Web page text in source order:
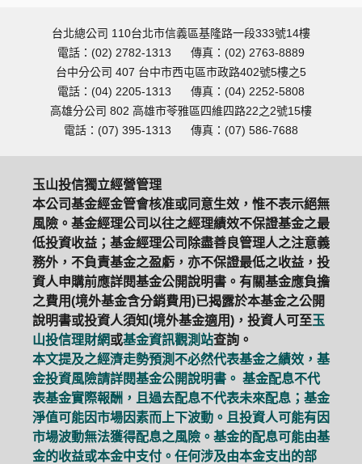
台北總公司 110台北市信義區基隆路一段333號14樓
電話：(02) 2782-1313
傳真：(02) 2763-8889
台中分公司 407 台中市西屯區市政路402號5樓之5
電話：(04) 2205-1313
傳真：(04) 2252-5808
高雄分公司 802 高雄市苓雅區四維四路22之2號15樓
電話：(07) 395-1313
傳真：(07) 586-7688
玉山投信獨立經營管理
本公司基金經金管會核准或同意生效，惟不表示絕無
風險。基金經理公司以往之經理績效不保證基金之最
低投資收益；基金經理公司除盡善良管理人之注意義
務外，不負責基金之盈虧，亦不保證最低之收益，投
資人申購前應詳閱基金公開說明書。有關基金應負擔
之費用(境外基金含分銷費用)已揭露於本基金之公開
說明書或投資人須知(境外基金適用)，投資人可至玉
山投信理財網或基金資訊觀測站查詢。
本文提及之經濟走勢預測不必然代表基金之績效，基
金投資風險請詳閱基金公開說明書。 基金配息不代
表基金實際報酬，且過去配息不代表未來配息；基金
淨值可能因市場因素而上下波動。且投資人可能有因
市場波動無法獲得配息之風險。基金的配息可能由基
金的收益或本金中支付。任何涉及由本金支出的部